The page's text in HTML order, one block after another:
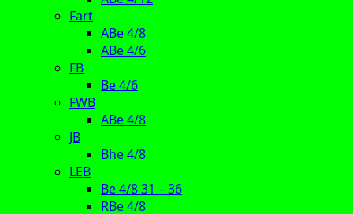
Fart
ABe 4/8
ABe 4/6
FB
Be 4/6
FWB
ABe 4/8
JB
Bhe 4/8
LEB
Be 4/8 31 – 36
RBe 4/8